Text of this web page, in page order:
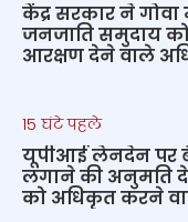
केंद्र सरकार ने
जनजाति समुदाय
आरक्षण देने वाले
15 घंटे पहले
यूपीआई लेनदेन पर
लगाने की अनुमति
को अधिकृत करने